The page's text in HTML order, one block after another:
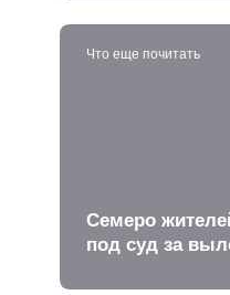
Что еще почитать
Семеро
под суд за